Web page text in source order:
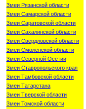
Змеи Рязанской области
Змеи Самарской области
Змеи Саратовской области
Змеи Сахалинской области
Змеи Свердловской области
Змеи Смоленской области
Змеи Северной Осетии
Змеи Ставропольского края
Змеи Тамбовской области
Змеи Татарстана
Змеи Тверской области
Змеи Томской области